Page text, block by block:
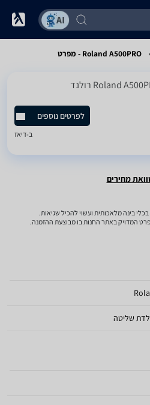
Roland A500PRO - מפרט
לפרטים נוספים
ב-דיאז
מחירים
בינה מלאכותית ועשוי להכיל שגיאות.
המדויק באתר החנות בו מבוצעת ההזמנה.
שליטה